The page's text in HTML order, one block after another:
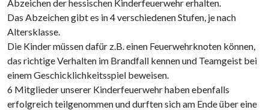
Abzeichen der hessischen Kinderfeuerwehr erhalten.
Das Abzeichen gibt es in 4 verschiedenen Stufen, je nach
Altersklasse.
Die Kinder müssen dafür z.B. einen Feuerwehrknoten können,
das richtige Verhalten im Brandfall kennen und Teamgeist bei
einem Geschicklichkeitsspiel beweisen.
6 Mitglieder unserer Kinderfeuerwehr haben ebenfalls
erfolgreich teilgenommen und durften sich am Ende über eine